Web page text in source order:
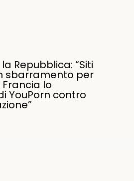
Repubblica: “Siti
sbarramento per
Francia lo
YouPorn contro